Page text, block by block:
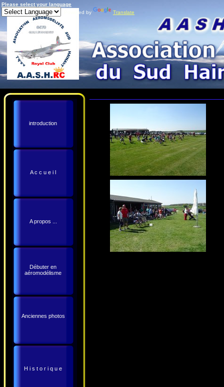
Please select your language
Powered by
Translate
introduction
A c c u e i l
A propos ...
Débuter en
aéromodélisme
Anciennes photos
H i s t o r i q u e